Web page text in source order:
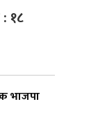
१८
भाजपा